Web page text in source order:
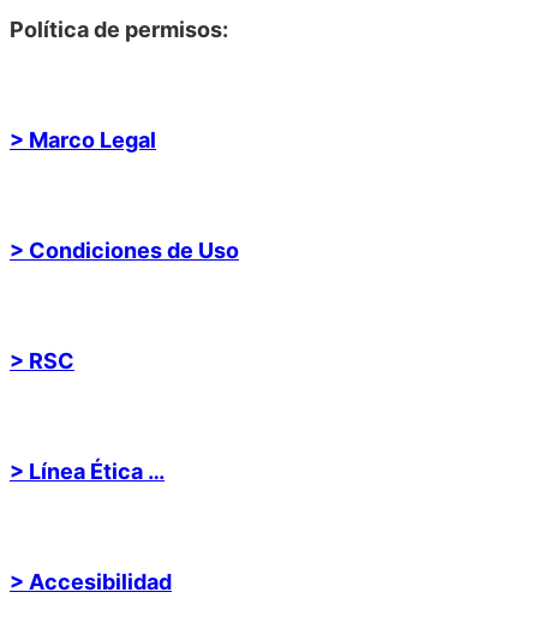
Política de permisos:
> Marco Legal
> Condiciones de Uso
> RSC
> Línea Ética …
> Accesibilidad